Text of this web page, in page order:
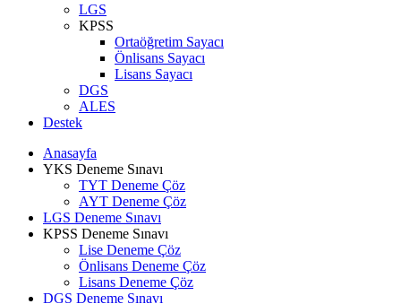
LGS
KPSS
Ortaöğretim Sayacı
Önlisans Sayacı
Lisans Sayacı
DGS
ALES
Destek
Anasayfa
YKS Deneme Sınavı
TYT Deneme Çöz
AYT Deneme Çöz
LGS Deneme Sınavı
KPSS Deneme Sınavı
Lise Deneme Çöz
Önlisans Deneme Çöz
Lisans Deneme Çöz
DGS Deneme Sınavı